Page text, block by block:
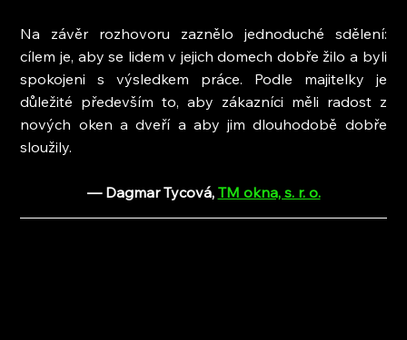
Na závěr rozhovoru zaznělo jednoduché sdělení:
cílem je, aby se lidem v jejich domech dobře žilo a byli
spokojeni s výsledkem práce. Podle majitelky je
důležité především to, aby zákazníci měli radost z
nových oken a dveří a aby jim dlouhodobě dobře
sloužily.
— Dagmar Tycová, TM okna, s. r. o.